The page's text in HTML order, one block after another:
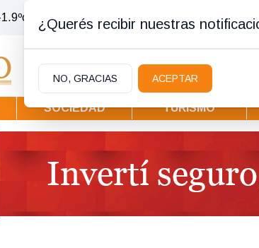
| Villa la Angostura
SOCIEDAD TURISMO
¿Querés recibir nuestras
NO, GRACIAS ACEPTAR